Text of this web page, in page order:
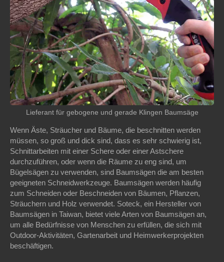
Lieferant für gebogene und gerade Klingen Baumsäge
Wenn Äste, Sträucher und Bäume, die beschnitten werden
müssen, so groß und dick sind, dass es sehr schwierig ist,
Schnittarbeiten mit einer Schere oder einer Astschere
durchzuführen, oder wenn die Räume zu eng sind, um
Bügelsägen zu verwenden, sind Baumsägen die am besten
geeigneten Schneidwerkzeuge. Baumsägen werden häufig
zum Schneiden oder Beschneiden von Bäumen, Pflanzen,
Sträuchern und Holz verwendet. Soteck, ein Hersteller von
Baumsägen in Taiwan, bietet viele Arten von Baumsägen an,
um alle Bedürfnisse von Menschen zu erfüllen, die sich mit
Outdoor-Aktivitäten, Gartenarbeit und Heimwerkerprojekten
beschäftigen.